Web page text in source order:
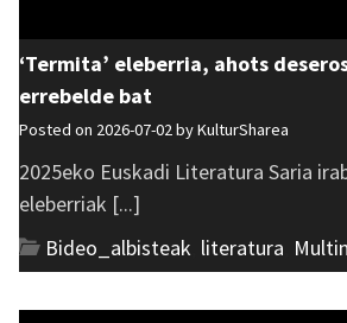
‘Termita’ eleberria, ahots
errebelde bat
Posted on 2026-07-02 byKulturSharea
2025eko Euskadi Literatura Saria
eleberriak [...]
Bideo_albisteak literatura